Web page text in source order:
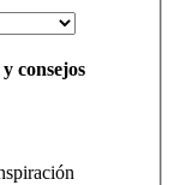
consejos